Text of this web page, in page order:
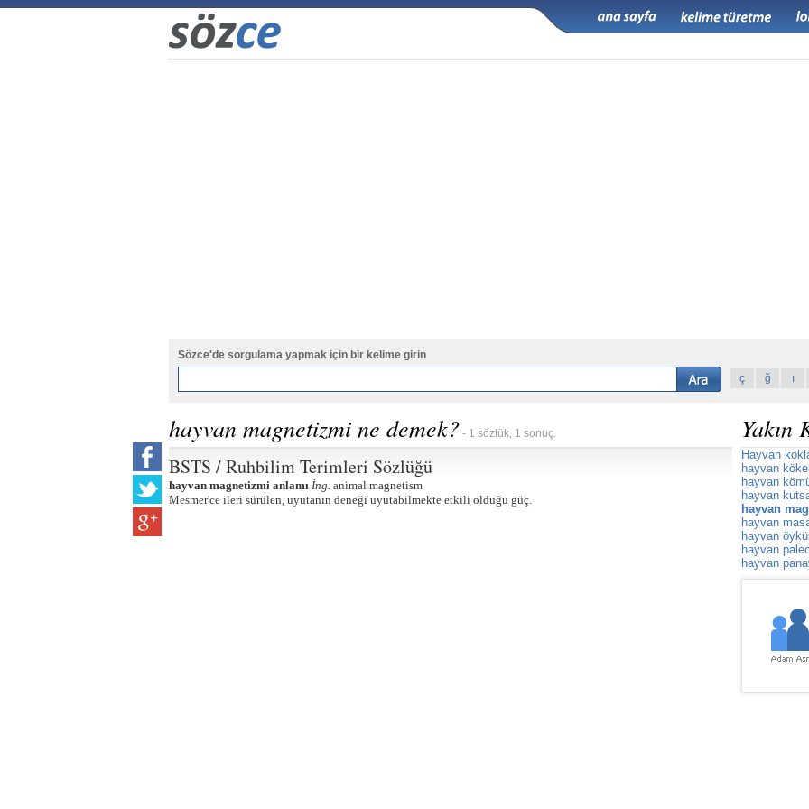
Sözce'de sorgulama yapmak için bir kelime girin
ç
ğ ı
hayvan magnetizmi ne demek? - 1 sözlük, 1 sonuç.
BSTS / Ruhbilim Terimleri Sözlüğü
hayvan magnetizmi anlamı İng. animal magnetism
Mesmer'ce ileri sürülen, uyutanın deneği uyutabilmekte etkili olduğu güç.
Yakın
Hayvan
hayvan
hayvan
hayvan
hayvan
hayvan
hayvan
hayvan
hayvan